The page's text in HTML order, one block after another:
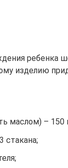
ребенка
изделию
маслом) – 150
стакана;